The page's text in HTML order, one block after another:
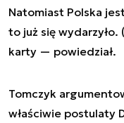
Natomiast Polska
to już się
karty — powiedział.
Tomczyk
właściwie postulaty